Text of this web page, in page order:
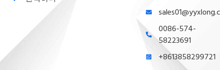
0086-574-
58223691
+8613858299721